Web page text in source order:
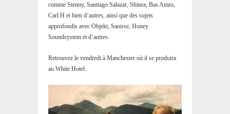
comme Stenny, Santiago Salazar, Shinra, Bas Amro,
Carl H et bien d’autres, ainsi que des sujets
approfondis avec Objekt, Saoirse, Honey
Soundsystem et d’autres.
Retrouvez le vendredi à Manchester où il se produira
au White Hotel.